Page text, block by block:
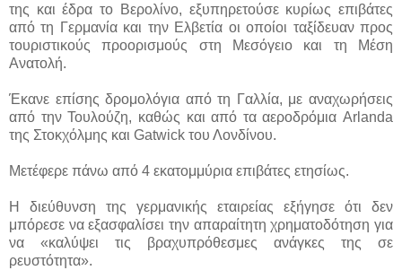
της και έδρα το Βερολίνο, εξυπηρετούσε κυρίως επιβάτες
από τη Γερμανία και την Ελβετία οι οποίοι ταξίδευαν προς
τουριστικούς προορισμούς στη Μεσόγειο και τη Μέση
Ανατολή.
Έκανε επίσης δρομολόγια από τη Γαλλία, με αναχωρήσεις
από την Τουλούζη, καθώς και από τα αεροδρόμια Arlanda
της Στοκχόλμης και Gatwick του Λονδίνου.
Μετέφερε πάνω από 4 εκατομμύρια επιβάτες ετησίως.
Η διεύθυνση της γερμανικής εταιρείας εξήγησε ότι δεν
μπόρεσε να εξασφαλίσει την απαραίτητη χρηματοδότηση για
να «καλύψει τις βραχυπρόθεσμες ανάγκες της σε
ρευστότητα».